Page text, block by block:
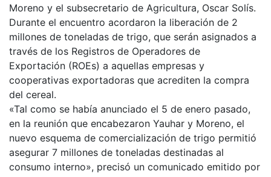
Moreno y el subsecretario de Agricultura, Oscar Solís.
Durante el encuentro acordaron la liberación de 2
millones de toneladas de trigo, que serán asignados a
través de los Registros de Operadores de
Exportación (ROEs) a aquellas empresas y
cooperativas exportadoras que acrediten la compra
del cereal.
«Tal como se había anunciado el 5 de enero pasado,
en la reunión que encabezaron Yauhar y Moreno, el
nuevo esquema de comercialización de trigo permitió
asegurar 7 millones de toneladas destinadas al
consumo interno», precisó un comunicado emitido por